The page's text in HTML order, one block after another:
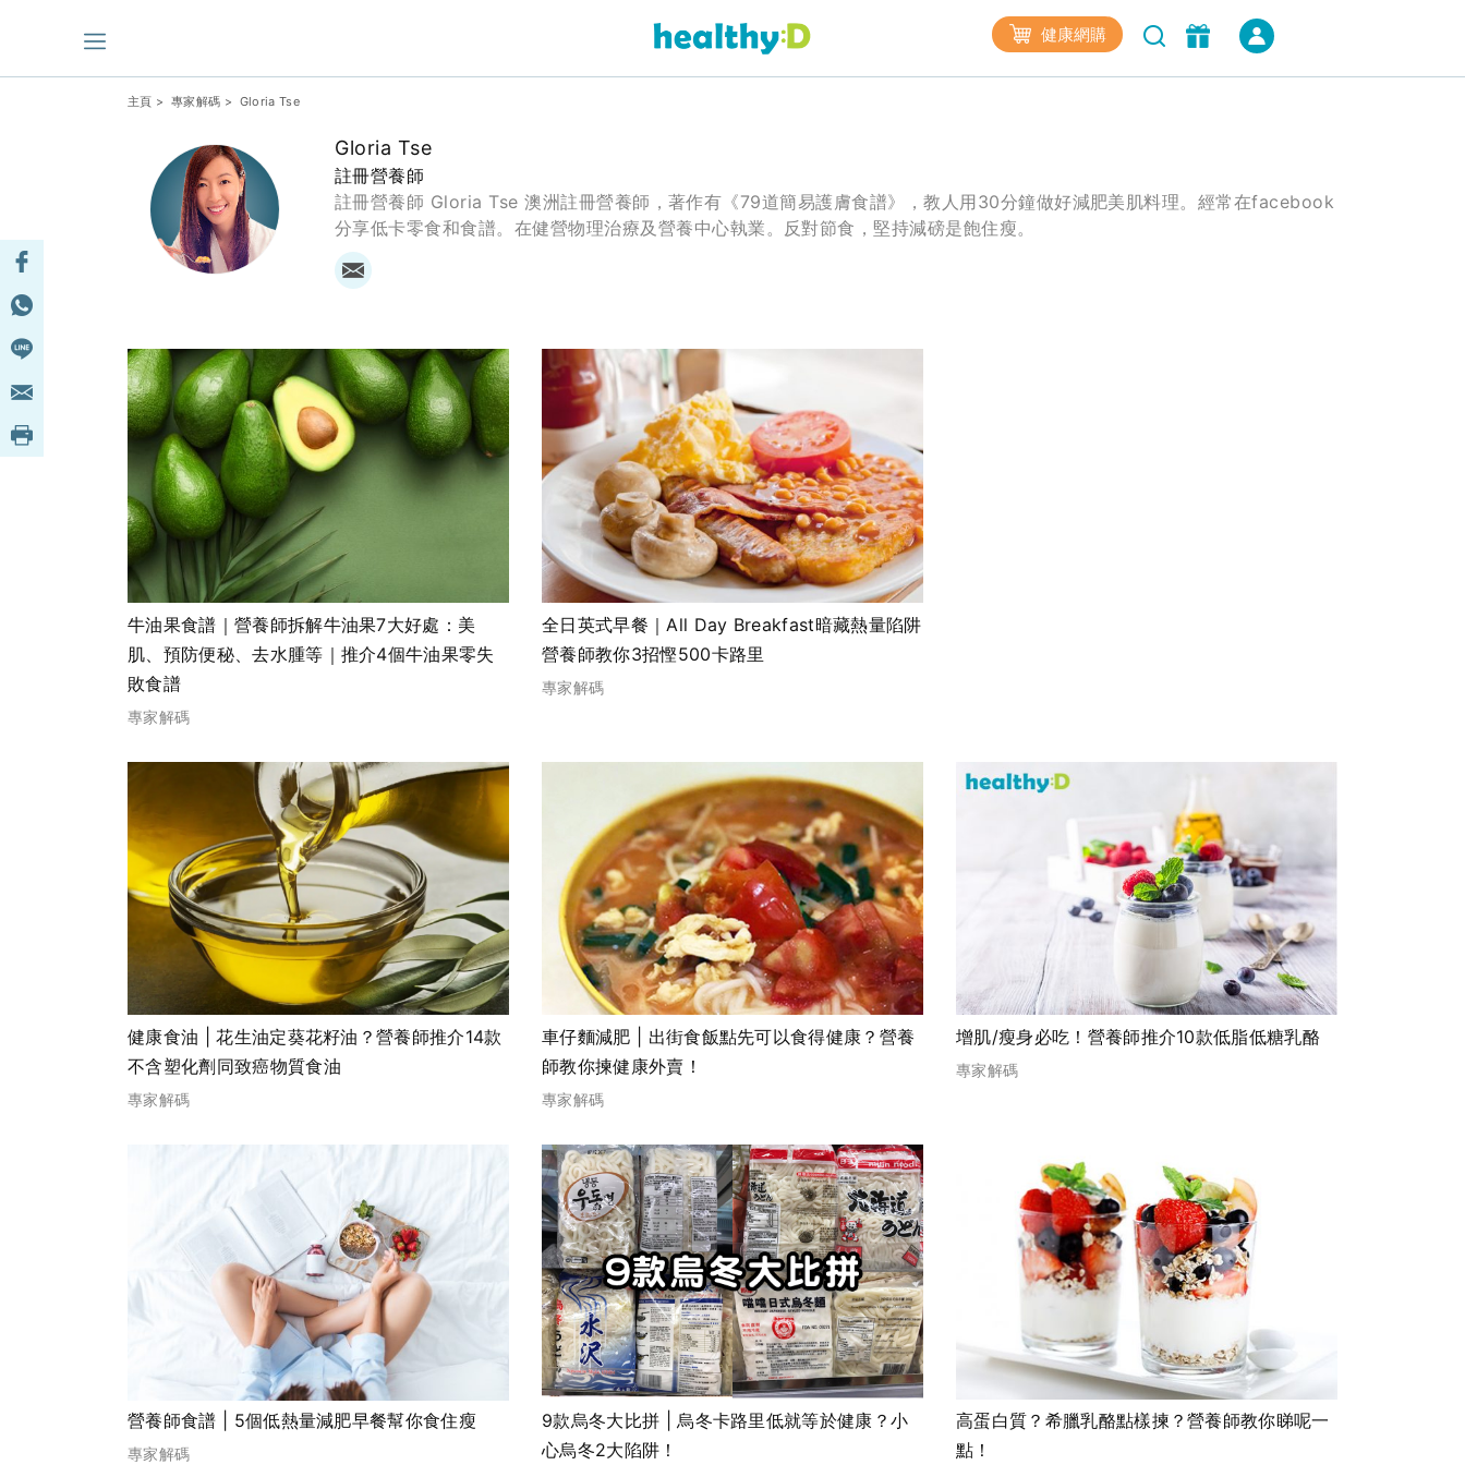
健康網購
主頁 > 專家解碼 > Gloria Tse
Gloria Tse
註冊營養師
註冊營養師 Gloria Tse 澳洲註冊營養師，著作有《79道簡易護膚食譜》，教人用30分鐘做好減肥美肌料理。經常在facebook
分享低卡零食和食譜。在健營物理治療及營養中心執業。反對節食，堅持減磅是飽住瘦。
牛油果食譜｜營養師拆解牛油果7大好處：美
肌、預防便秘、去水腫等｜推介4個牛油果零失
敗食譜
專家解碼
全日英式早餐｜All Day Breakfast暗藏熱量陷阱
營養師教你3招慳500卡路里
專家解碼
健康食油 | 花生油定葵花籽油？營養師推介14款
不含塑化劑同致癌物質食油
專家解碼
車仔麵減肥 | 出街食飯點先可以食得健康？營養
師教你揀健康外賣！
專家解碼
增肌/瘦身必吃！營養師推介10款低脂低糖乳酪
專家解碼
營養師食譜 | 5個低熱量減肥早餐幫你食住瘦
專家解碼
9款烏冬大比拼 | 烏冬卡路里低就等於健康？小
心烏冬2大陷阱！
高蛋白質？希臘乳酪點樣揀？營養師教你睇呢一
點！